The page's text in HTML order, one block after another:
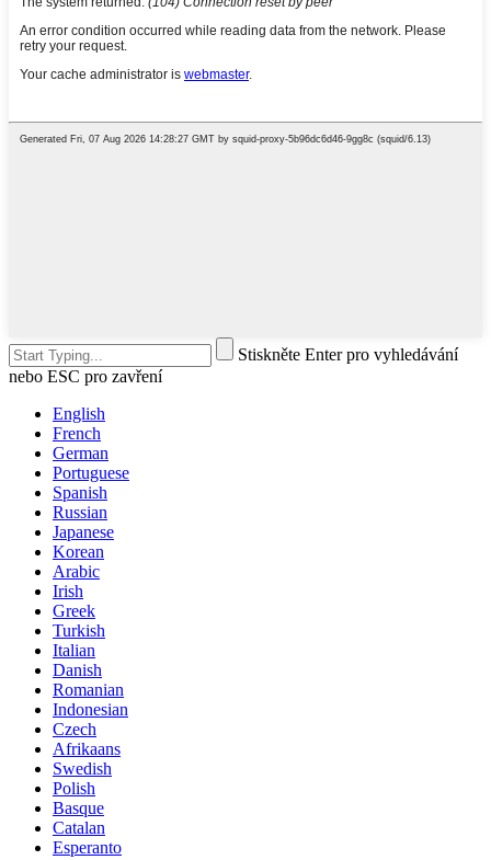
Stiskněte Enter pro vyhledávání
nebo ESC pro zavření
English
French
German
Portuguese
Spanish
Russian
Japanese
Korean
Arabic
Irish
Greek
Turkish
Italian
Danish
Romanian
Indonesian
Czech
Afrikaans
Swedish
Polish
Basque
Catalan
Esperanto